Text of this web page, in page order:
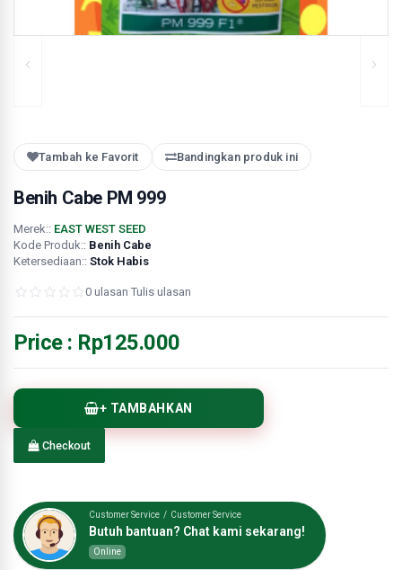
Tambah ke Favorit Bandingkan produk ini
Benih Cabe PM 999
Merek:: EAST WEST SEED
Kode Produk:: Benih Cabe
Ketersediaan:: Stok Habis
0 ulasan Tulis ulasan
Price : Rp125.000
+ TAMBAHKAN
Checkout
Customer Service / Customer Service
Butuh bantuan? Chat kami sekarang!
Online